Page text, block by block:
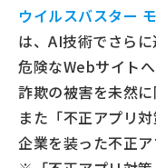
ウイルスバスター
は、AI技術でさら
危険なWebサイト
詐欺の被害を未然に
また「不正アプリ
企業を装った不正ア